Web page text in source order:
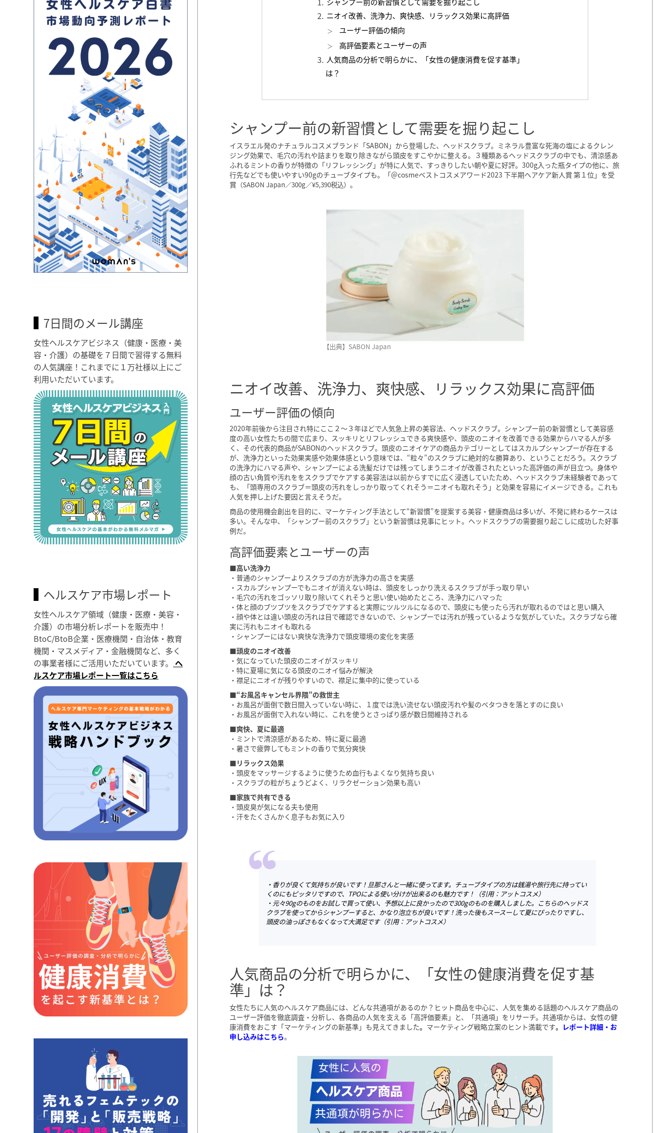
ニオイ改善、洗浄力、爽快感、リラックス効果に高評価
ユーザー評価の傾向
高評価要素とユーザーの声
人気商品の分析で明らかに、「女性の健康消費を促す基準」
は？
シャンプー前の新習慣として需要を掘り起こし
イスラエル発のナチュラルコスメブランド「SABON」から登場した、ヘッドスクラブ。ミネラル豊富な死海の塩によるクレン
ジング効果で、毛穴の汚れや詰まりを取り除きながら頭皮をすこやかに整える。３種類あるヘッドスクラブの中でも、清涼感あ
ふれるミントの香りが特徴の「リフレッシング」が特に人気で、すっきりしたい朝や夏に好評。300g入った瓶タイプの他に、旅
行先などでも使いやすい90gのチューブタイプも。「＠cosmeベストコスメアワード2023 下半期ヘアケア新人賞 第１位」を受
賞 （SABON Japan／300g／¥5,390税込）。
【出典】SABON Japan
ニオイ改善、洗浄力、爽快感、リラックス効果に高評価
ユーザー評価の傾向
2020年前後から注目され特にここ２〜３年ほどで人気急上昇の美容法、ヘッドスクラブ。シャンプー前の新習慣として美容感
度の高い女性たちの間で広まり、スッキリとリフレッシュできる爽快感や、頭皮のニオイを改善できる効果からハマる人が多
く、その代表的商品がSABONのヘッドスクラブ。頭皮のニオイケアの商品カテゴリーとしてはスカルプシャンプーが存在する
が、洗浄力といった効果実感や効果体感という意味では、“粒々”のスクラブに絶対的な勝算あり、ということだろう。スクラブ
の洗浄力にハマる声や、シャンプーによる洗髪だけでは残ってしまうニオイが改善されたといった高評価の声が目立つ。身体や
顔の古い角質や汚れををスクラブでケアする美容法は以前からすでに広く浸透していたため、ヘッドスクラブ未経験者であって
も、「頭専用のスクラブ＝頭皮の汚れをしっかり取ってくれそう＝ニオイも取れそう」と効果を容易にイメージできる。これも
人気を押し上げた要因と言えそうだ。
商品の使用機会創出を目的に、マーケティング手法として“新習慣”を提案する美容・健康商品は多いが、不発に終わるケースは
多い。そんな中、「シャンプー前のスクラブ」という新習慣は見事にヒット。ヘッドスクラブの需要掘り起こしに成功した好事
例だ。
高評価要素とユーザーの声
■高い洗浄力
・普通のシャンプーよりスクラブの方が洗浄力の高さを実感
・スカルプシャンプーでもニオイが消えない時は、頭皮をしっかり洗えるスクラブが手っ取り早い
・毛穴の汚れをゴッソリ取り除いてくれそうと思い使い始めたところ、洗浄力にハマった
・体と顔のブツブツをスクラブでケアすると実際にツルツルになるので、頭皮にも使ったら汚れが取れるのではと思い購入
・顔や体とは違い頭皮の汚れは目で確認できないので、シャンプーでは汚れが残っているような気がしていた。スクラブなら確
実に汚れもニオイも取れる
・シャンプーにはない爽快な洗浄力で頭皮環境の変化を実感
■頭皮のニオイ改善
・気になっていた頭皮のニオイがスッキリ
・特に夏場に気になる頭皮のニオイ悩みが解決
・襟足にニオイが残りやすいので、襟足に集中的に使っている
■“お風呂キャンセル界隈”の救世主
・お風呂が面倒で数日間入っていない時に、１度では洗い流せない頭皮汚れや髪のベタつきを落とすのに良い
・お風呂が面倒で入れない時に、これを使うとさっぱり感が数日間維持される
■爽快、夏に最適
・ミントで清涼感があるため、特に夏に最適
・暑さで疲弊してもミントの香りで気分爽快
■リラックス効果
・頭皮をマッサージするように使うため血行もよくなり気持ち良い
・スクラブの粒がちょうどよく、リラクゼーション効果も高い
■家族で共有できる
・頭皮臭が気になる夫も使用
・汗をたくさんかく息子もお気に入り
・香りが良くて気持ちが良いです！旦那さんと一緒に使ってます。チューブタイプの方は銭湯や旅行先に持ってい
くのにもピッタリですので、TPOによる使い分けが出来るのも魅力です！（引用：アットコスメ）
・元々90gのものをお試しで買って使い、予想以上に良かったので300gのものを購入しました。こちらのヘッドス
クラブを使ってからシャンプーすると、かなり泡立ちが良いです！洗った後もスースーして夏にぴったりですし、
頭皮の油っぽさもなくなって大満足です（引用：アットコスメ）
人気商品の分析で明らかに、「女性の健康消費を促す基
準」は？
女性たちに人気のヘルスケア商品には、どんな共通項があるのか？ヒット商品を中心に、人気を集める話題のヘルスケア商品の
ユーザー評価を徹底調査・分析し、各商品の人気を支える「高評価要素」と、「共通項」をリサーチ。共通項からは、女性の健
康消費をおこす「マーケティングの新基準」も見えてきました。 マーケティング戦略立案のヒント満載です。 レポート詳細・お
申し込みはこちら。
7日間のメール講座
女性ヘルスケアビジネス（健康・医療・美
容・介護）の基礎を７日間で習得する無料
の人気講座！これまでに１万社様以上にご
利用いただいています。
ヘルスケア市場レポート
女性ヘルスケア領域（健康・医療・美容・
介護）の市場分析レポートを販売中！
BtoC/BtoB企業・医療機関・自治体・教育
機関・マスメディア・金融機関など、多く
の事業者様にご活用いただいています。 ヘ
ルスケア市場レポート一覧はこちら